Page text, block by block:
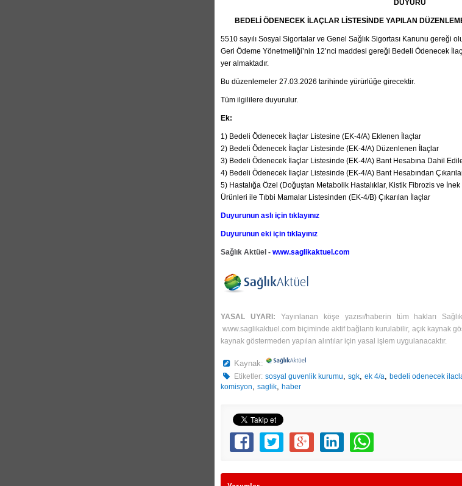
DUYURU
BEDELİ ÖDENECEK İLAÇLAR LİSTESİNDE YAPILAN
5510 sayılı Sosyal Sigortalar ve Genel Sağlık Sigortası Kanunu gereği
Geri Ödeme Yönetmeliği’nin 12’nci maddesi gereği Bedeli Ödenecek
yer almaktadır.
Bu düzenlemeler 27.03.2026 tarihinde yürürlüğe girecektir.
Tüm ilgililere duyurulur.
Ek:
1) Bedeli Ödenecek İlaçlar Listesine (EK-4/A) Eklenen İlaçlar
2) Bedeli Ödenecek İlaçlar Listesinde (EK-4/A) Düzenlenen İlaçlar
3) Bedeli Ödenecek İlaçlar Listesinde (EK-4/A) Bant Hesabına Dahil
4) Bedeli Ödenecek İlaçlar Listesinde (EK-4/A) Bant Hesabından
5) Hastalığa Özel (Doğuştan Metabolik Hastalıklar, Kistik Fibrozis ve
Ürünleri ile Tıbbi Mamalar Listesinden (EK-4/B) Çıkarılan İlaçlar
Duyurunun aslı için tıklayınız
Duyurunun eki için tıklayınız
Sağlık Aktüel - www.saglikaktuel.com
YASAL UYARI: Yayınlanan köşe yazısı/haberin tüm hakları
www.saglikaktuel.com biçiminde aktif bağlantı kurulabilir, açık kaynak
kaynak göstermeden yapılan alıntılar için yasal işlem uygulanacaktır.
Kaynak:
Etiketler: sosyal guvenlik kurumu,sgk,ek 4/a,bedeli odenecek
komisyon, saglik, haber